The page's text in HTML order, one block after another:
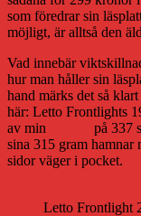
som föredrar sin
möjligt, är alltså den
Vad innebär
hur man håller sin
hand märks det så
här: Letto Frontlights
av min
på 337
sina 315 gram hamnar
sidor väger i pocket.
Letto Frontlight